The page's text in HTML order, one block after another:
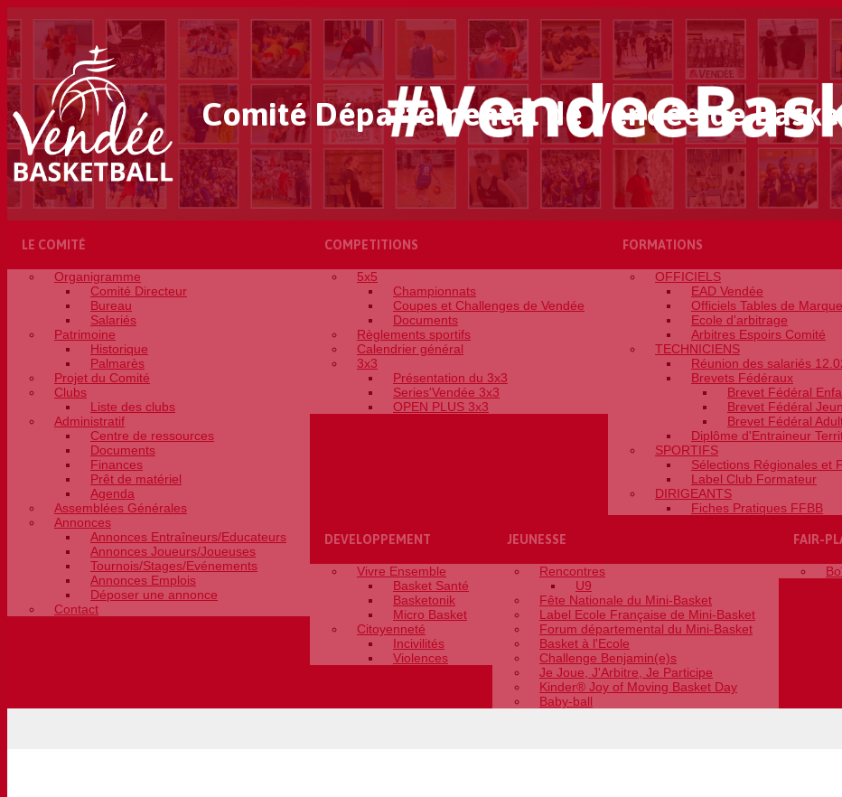
Comité Départemental de Vendée de
LE COMITÉ
Organigramme
Comité Directeur
Bureau
Salariés
Patrimoine
Historique
Palmarès
Projet du Comité
Clubs
Liste des clubs
Administratif
Centre de ressources
Documents
Finances
Prêt de matériel
Agenda
Assemblées Générales
Annonces
Annonces Entraîneurs/Educateurs
Annonces Joueurs/Joueuses
Tournois/Stages/Evénements
Annonces Emplois
Déposer une annonce
Contact
COMPETITIONS
5x5
Championnats
Coupes et Challenges de Vendée
Documents
Règlements sportifs
Calendrier général
3x3
Présentation du 3x3
Series'Vendée 3x3
OPEN PLUS 3x3
FORMATIONS
OFFICIELS
EAD Vendée
Officiels Tables de Marque
Ecole d'arbitrage
Arbitres Espoirs Comité
TECHNICIENS
Réunion des salariés
Brevets Fédéraux
Brevet Fédéral
Brevet Fédéral
Brevet Fédéral
Diplôme d'Entraineur
SPORTIFS
Sélections Régionales et
Label Club Formateur
DIRIGEANTS
Fiches Pratiques FFBB
DEVELOPPEMENT
Vivre Ensemble
Basket Santé
Basketonik
Micro Basket
Citoyenneté
Incivilités
Violences
JEUNESSE
Rencontres
U9
Fête Nationale du Mini-Basket
Label Ecole Française de Mini-Basket
Forum départemental du Mini-Basket
Basket à l'Ecole
Challenge Benjamin(e)s
Je Joue, J'Arbitre, Je Participe
Kinder® Joy of Moving Basket Day
Baby-ball
FAIR-